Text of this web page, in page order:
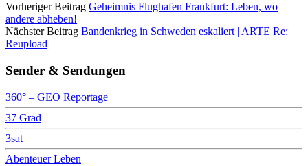
Vorheriger Beitrag Geheimnis Flughafen Frankfurt: Leben, wo
andere abheben!
Nächster Beitrag Bandenkrieg in Schweden eskaliert | ARTE Re:
Reupload
Sender & Sendungen
360° – GEO Reportage
37 Grad
3sat
Abenteuer Leben